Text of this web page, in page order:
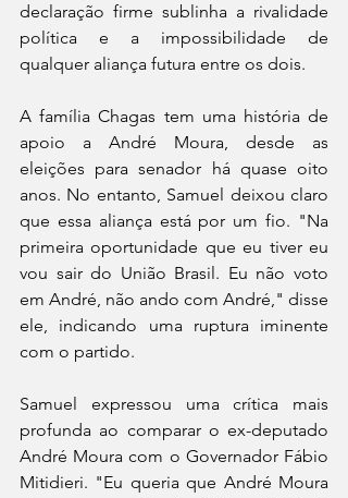
declaração firme sublinha a rivalidade
política e a impossibilidade de
qualquer aliança futura entre os dois.
A família Chagas tem uma história de
apoio a André Moura, desde as
eleições para senador há quase oito
anos. No entanto, Samuel deixou claro
que essa aliança está por um fio. "Na
primeira oportunidade que eu tiver eu
vou sair do União Brasil. Eu não voto
em André, não ando com André," disse
ele, indicando uma ruptura iminente
com o partido.
Samuel expressou uma crítica mais
profunda ao comparar o ex-deputado
André Moura com o Governador Fábio
Mitidieri. "Eu queria que André Moura